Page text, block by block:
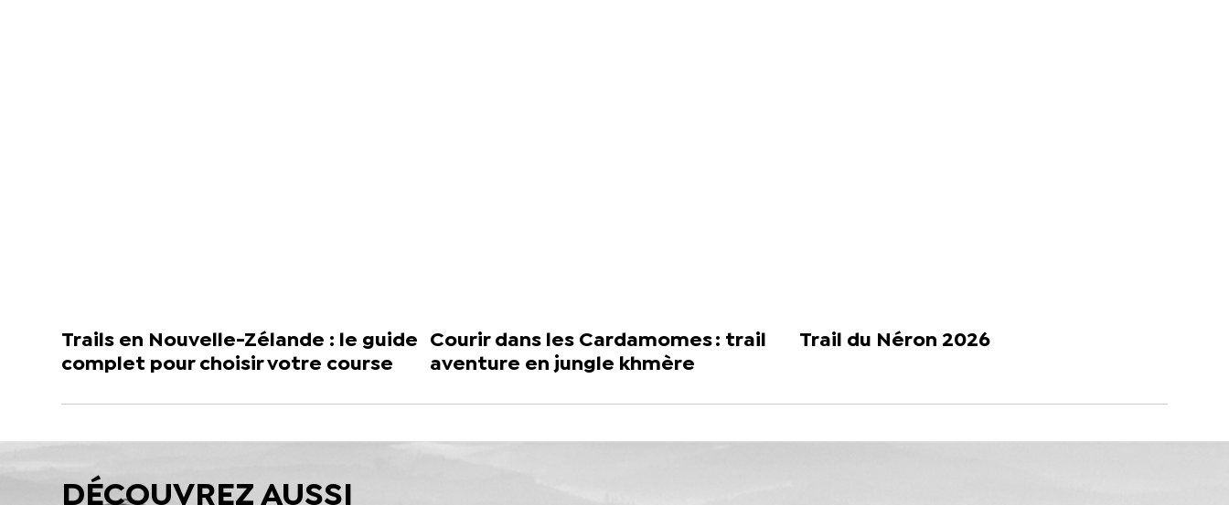
Trails en Nouvelle-Zélande : le guide
complet pour choisir votre course
Courir dans les Cardamomes : trail
aventure en jungle khmère
Trail du Néron 2026
DÉCOUVREZ AUSSI